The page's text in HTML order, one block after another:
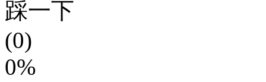
踩一下
(0)
0%